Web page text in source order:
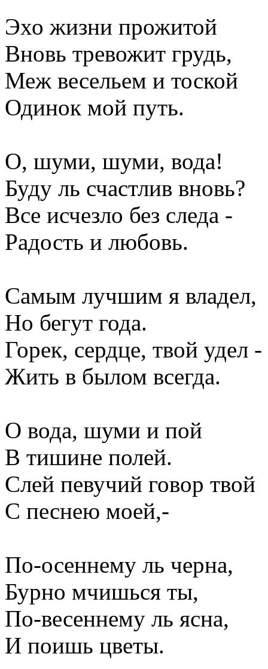
Эхо жизни прожитой
Вновь тревожит грудь,
Меж весельем и тоской
Одинок мой путь.
О, шуми, шуми, вода!
Буду ль счастлив вновь?
Все исчезло без следа -
Радость и любовь.
Самым лучшим я владел,
Но бегут года.
Горек, сердце, твой удел -
Жить в былом всегда.
О вода, шуми и пой
В тишине полей.
Слей певучий говор твой
С песнею моей,-
По-осеннему ль черна,
Бурно мчишься ты,
По-весеннему ль ясна,
И поишь цветы.